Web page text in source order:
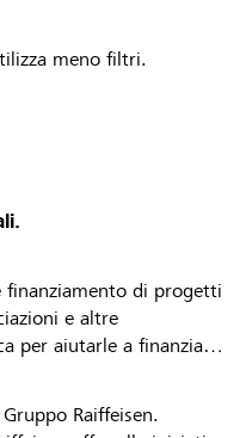
meno filtri.
finanziamento di progetti
e altre
per aiutarle a finanziare
Raiffeisen.